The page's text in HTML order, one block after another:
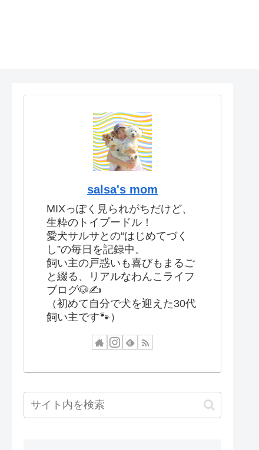
salsa's mom
MIXっぽく見られがちだけど、
生粋のトイプードル！
愛犬サルサとの“はじめてづく
し”の毎日を記録中。
飼い主の戸惑いも喜びもまるご
と綴る、リアルなわんこライフ
ブログ🐶✍️
（初めて自分で犬を迎えた30代
飼い主です🐾）